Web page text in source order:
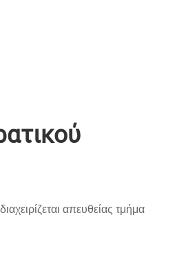
απευθείας τμήμα